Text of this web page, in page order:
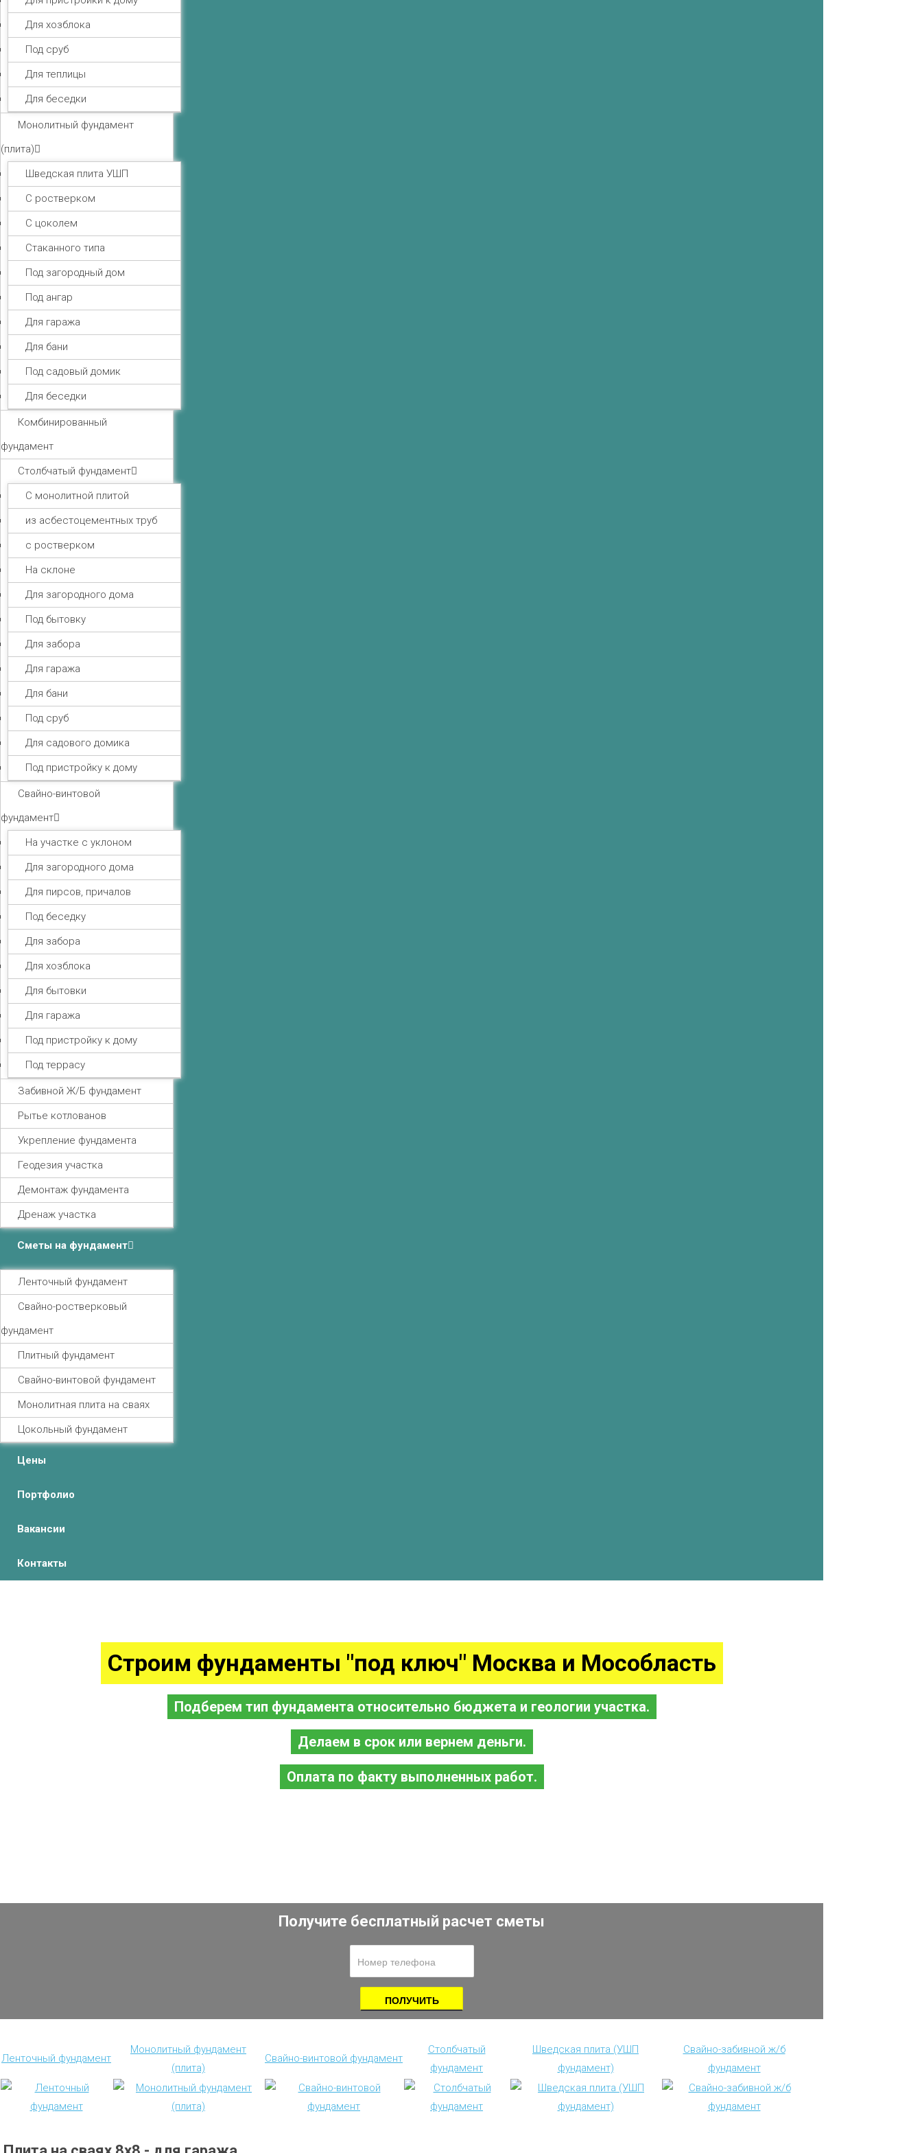
Для хозблока
Под сруб
Для теплицы
Для беседки
Монолитный фундамент
(плита)
Шведская плита УШП
С ростверком
С цоколем
Стаканного типа
Под загородный дом
Под ангар
Для гаража
Для бани
Под садовый домик
Для беседки
Комбинированный
фундамент
Столбчатый фундамент
С монолитной плитой
из асбестоцементных труб
с ростверком
На склоне
Для загородного дома
Под бытовку
Для забора
Для гаража
Для бани
Под сруб
Для садового домика
Под пристройку к дому
Свайно-винтовой
фундамент
На участке с уклоном
Для загородного дома
Для пирсов, причалов
Под беседку
Для забора
Для хозблока
Для бытовки
Для гаража
Под пристройку к дому
Под террасу
Забивной Ж/Б фундамент
Рытье котлованов
Укрепление фундамента
Геодезия участка
Демонтаж фундамента
Дренаж участка
Сметы на фундамент
Ленточный фундамент
Свайно-ростверковый
фундамент
Плитный фундамент
Свайно-винтовой фундамент
Монолитная плита на сваях
Цокольный фундамент
Цены
Портфолио
Вакансии
Контакты
Строим фундаменты "под ключ" Москва и Мособласть
Подберем тип фундамента относительно бюджета и геологии участка.
Делаем в срок или вернем деньги.
Оплата по факту выполненных работ.
Получите бесплатный расчет сметы
Ленточный фундамент
Монолитный фундамент
(плита)
Свайно-винтовой фундамент
Столбчатый
фундамент
Шведская плита (УШП
фундамент)
Свайно-забивной ж/б
фундамент